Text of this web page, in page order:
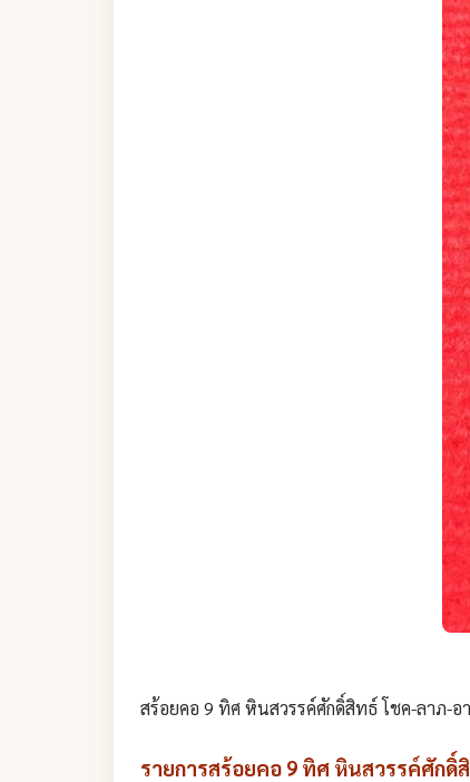
สร้อยคอ 9 ทิศ หินสวรรค์ศักดิ์สิทธ์ โชค-ลาภ-
รายการสร้อยคอ 9 ทิศ หินสวรรค์ศักดิ์